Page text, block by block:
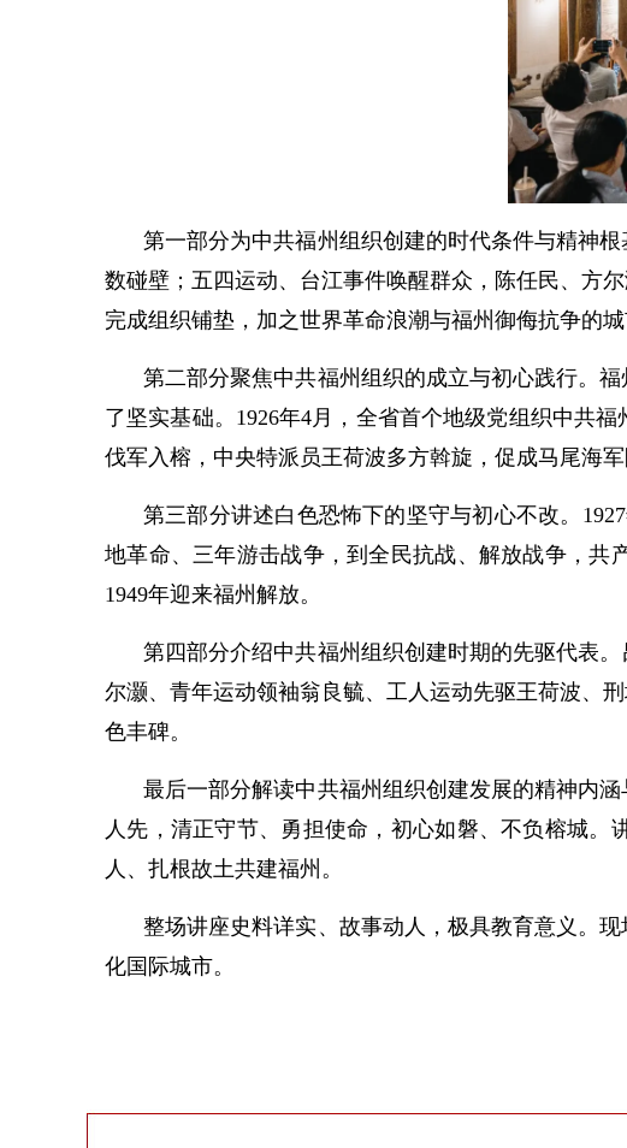
第一部分为中共福州组织创建的时代条件与精神
数碰壁；五四运动、台江事件唤醒群众，陈任民、方
完成组织铺垫，加之世界革命浪潮与福州御侮抗争的
第二部分聚焦中共福州组织的成立与初心践行。
了坚实基础。1926年4月，全省首个地级党组织中共
伐军入榕，中央特派员王荷波多方斡旋，促成马尾海
第三部分讲述白色恐怖下的坚守与初心不改。
地革命、三年游击战争，到全民抗战、解放战争，共
1949年迎来福州解放。
第四部分介绍中共福州组织创建时期的先驱代表
尔灏、青年运动领袖翁良毓、工人运动先驱王荷波、
色丰碑。
最后一部分解读中共福州组织创建发展的精神内
人先，清正守节、勇担使命，初心如磐、不负榕城
人、扎根故土共建福州。
整场讲座史料详实、故事动人，极具教育意义。
化国际城市。